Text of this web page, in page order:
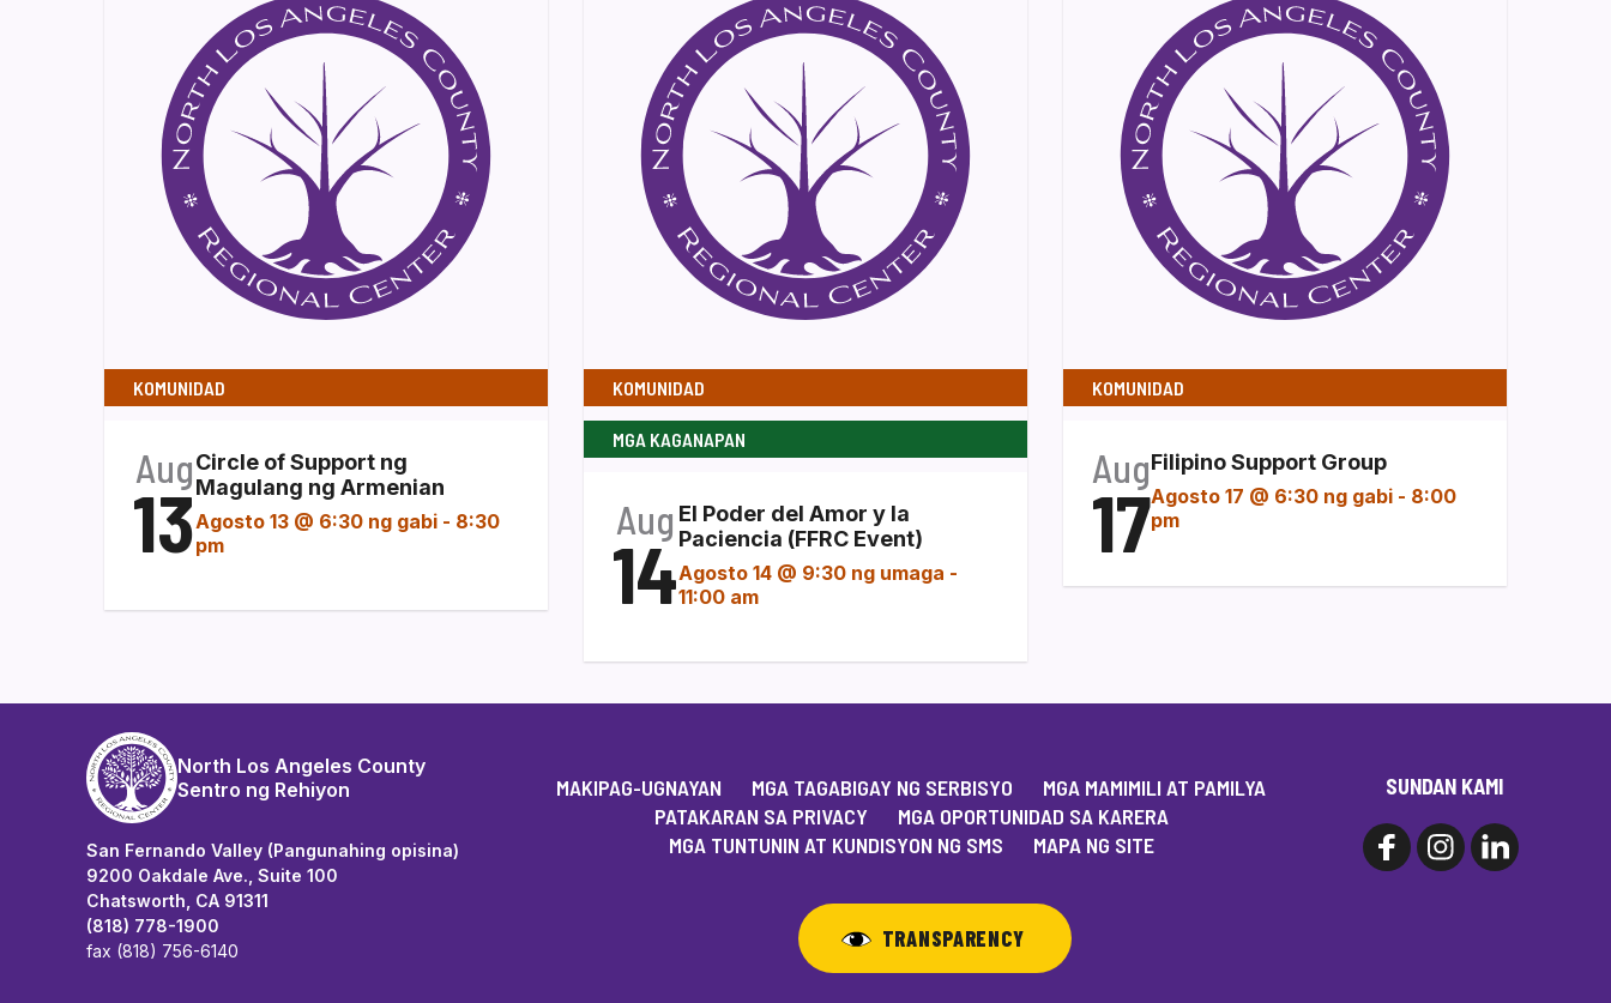
KOMUNIDAD
Aug
13
Circle of Support ng
Magulang ng Armenian
Agosto 13 @ 6:30 ng gabi - 8:30
pm
KOMUNIDAD
MGA KAGANAPAN
Aug
14
El Poder del Amor y la
Paciencia (FFRC Event)
Agosto 14 @ 9:30 ng umaga -
11:00 am
KOMUNIDAD
Aug
17
Filipino Support Group
Agosto 17 @ 6:30 ng gabi - 8:00
pm
North Los Angeles County
Sentro ng Rehiyon
San Fernando Valley (Pangunahing opisina)
9200 Oakdale Ave., Suite 100
Chatsworth, CA 91311
(818) 778-1900
fax (818) 756-6140
MAKIPAG-UGNAYAN MGA TAGABIGAY NG SERBISYO
MGA MAMIMILI AT PAMILYA
PATAKARAN SA PRIVACY
MGA OPORTUNIDAD SA KARERA
MGA TUNTUNIN AT KUNDISYON NG SMS
MAPA NG SITE
TRANSPARENCY
SUNDAN KAMI